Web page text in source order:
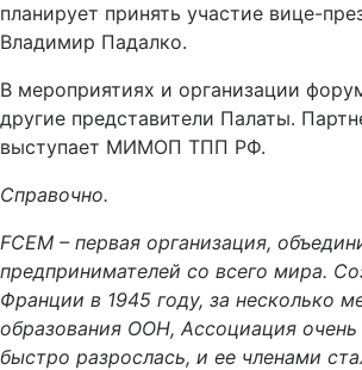
планирует принять участие вице-
Владимир Падалко.
В мероприятиях и организации
другие представители Палаты.
выступает МИМОП ТПП РФ.
Справочно.
FCEM – первая организация,
предпринимателей со всего мира.
Франции в 1945 году, за несколько
образования ООН, Ассоциация очень
быстро разрослась, и ее членами